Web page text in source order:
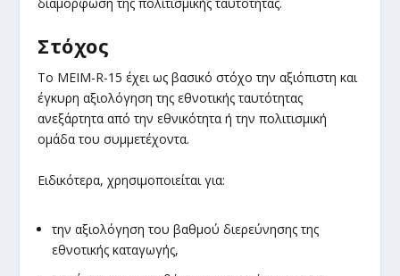
Στόχος
Το MEIM-R-15 έχει ως βασικό στόχο την αξιόπιστη και
έγκυρη αξιολόγηση της εθνοτικής ταυτότητας
ανεξάρτητα από την εθνικότητα ή την πολιτισμική
ομάδα του συμμετέχοντα.
Ειδικότερα, χρησιμοποιείται για:
την αξιολόγηση του βαθμού διερεύνησης της
εθνοτικής καταγωγής,